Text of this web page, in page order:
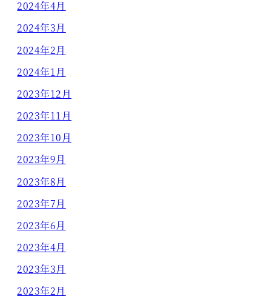
2024年4月
2024年3月
2024年2月
2024年1月
2023年12月
2023年11月
2023年10月
2023年9月
2023年8月
2023年7月
2023年6月
2023年4月
2023年3月
2023年2月